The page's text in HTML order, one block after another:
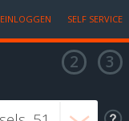
EINLOGGEN SELF SERVICE